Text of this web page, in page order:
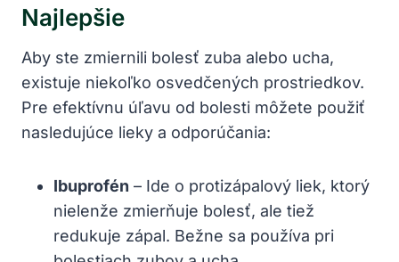
Najlepšie
Aby ste zmiernili bolesť zuba alebo ucha,
existuje niekoľko osvedčených prostriedkov.
Pre efektívnu úľavu od bolesti môžete použiť
nasledujúce lieky a odporúčania:
Ibuprofén – Ide o protizápalový liek, ktorý
nielenže zmierňuje bolesť, ale tiež
redukuje zápal. Bežne sa používa pri